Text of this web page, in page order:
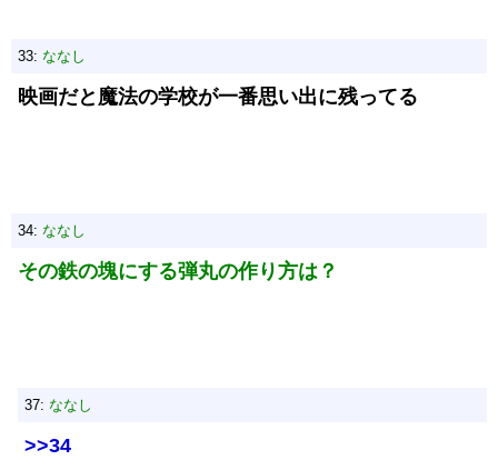
33: ななし
映画だと魔法の学校が一番思い出に残ってる
34: ななし
その鉄の塊にする弾丸の作り方は？
37: ななし
>>34